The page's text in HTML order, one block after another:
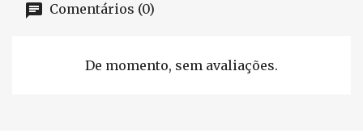
Comentários (0)
De momento, sem avaliações.